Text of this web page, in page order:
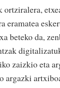
ortziralera,
eramatea
beteko da,
zaizkio eta
argazki